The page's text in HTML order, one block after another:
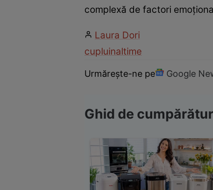
complexă de factori
Laura Dori
cupluinaltime
Urmărește-ne pe Google
Ghid de